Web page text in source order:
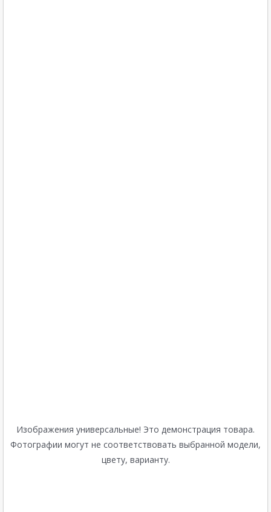
Изображения универсальные! Это демонстрация товара.
Фотографии могут не соответствовать выбранной модели,
цвету, варианту.